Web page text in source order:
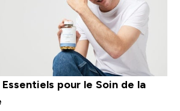
pour le Soin de la